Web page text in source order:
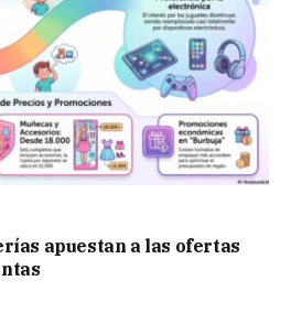
apuestan a las ofertas